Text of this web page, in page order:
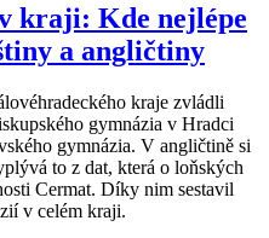
kraji: Kde nejlépe
a angličtiny
kraje zvládli
gymnázia v Hradci
gymnázia. V angličtině si
to z dat, která o loňských
Cermat. Díky nim sestavil
v celém kraji.